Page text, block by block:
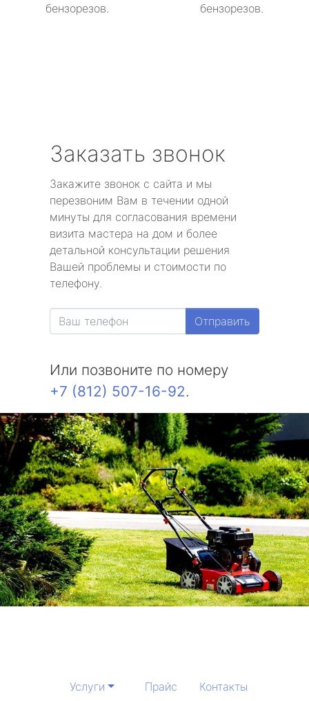
бензорезов.
бензорезов.
Заказать звонок
Закажите звонок с сайта и мы
перезвоним Вам в течении одной
минуты для согласования времени
визита мастера на дом и более
детальной консультации решения
Вашей проблемы и стоимости по
телефону.
Отправить
Или позвоните по номеру
+7 (812) 507-16-92.
Услуги Прайс Контакты